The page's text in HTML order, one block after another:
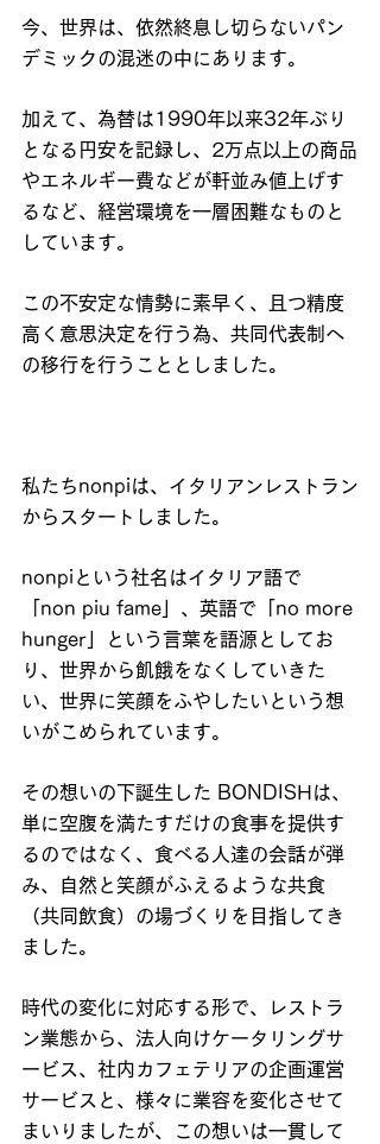
今、世界は、依然終息し切らないパン
デミックの混迷の中にあります。
加えて、為替は1990年以来32年ぶり
となる円安を記録し、2万点以上の商品
やエネルギー費などが軒並み値上げす
るなど、経営環境を一層困難なものと
しています。
この不安定な情勢に素早く、且つ精度
高く意思決定を行う為、共同代表制へ
の移行を行うこととしました。
私たちnonpiは、イタリアンレストラン
からスタートしました。
nonpiという社名はイタリア語で
「non piu fame」、英語で「no more
hunger」という言葉を語源としてお
り、世界から飢餓をなくしていきた
い、世界に笑顔をふやしたいという想
いがこめられています。
その想いの下誕生した BONDISHは、
単に空腹を満たすだけの食事を提供す
るのではなく、食べる人達の会話が弾
み、自然と笑顔がふえるような共食
（共同飲食）の場づくりを目指してき
ました。
時代の変化に対応する形で、レストラ
ン業態から、法人向けケータリングサ
ービス、社内カフェテリアの企画運営
サービスと、様々に業容を変化させて
まいりましたが、この想いは一貫して